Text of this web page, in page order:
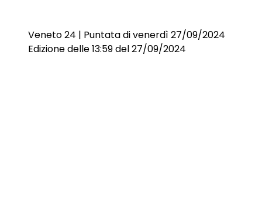
Veneto 24 | Puntata di venerdì 27/09/2024
Edizione delle 13:59 del 27/09/2024